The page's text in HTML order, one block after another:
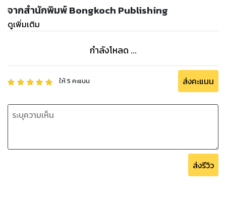
จากสำนักพิมพ์ Bongkoch Publishing
ดูเพิ่มเติม
กำลังโหลด ...
ให้5 คะแนน ส่งคะแนน
ส่งรีวิว